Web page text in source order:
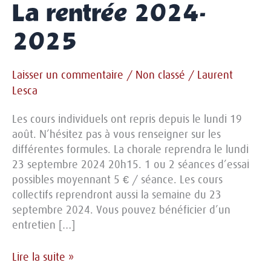
La rentrée 2024-
2025
Laisser un commentaire / Non classé / Laurent
Lesca
Les cours individuels ont repris depuis le lundi 19
août. N’hésitez pas à vous renseigner sur les
différentes formules. La chorale reprendra le lundi
23 septembre 2024 20h15. 1 ou 2 séances d’essai
possibles moyennant 5 € / séance. Les cours
collectifs reprendront aussi la semaine du 23
septembre 2024. Vous pouvez bénéficier d’un
entretien […]
La
Lire la suite »